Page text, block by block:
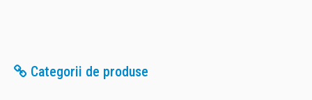
Categorii de produse